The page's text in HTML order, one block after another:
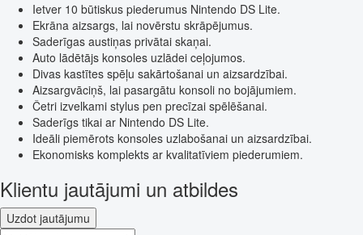
Ietver 10 būtiskus piederumus Nintendo DS Lite.
Ekrāna aizsargs, lai novērstu skrāpējumus.
Saderīgas austiņas privātai skaņai.
Auto lādētājs konsoles uzlādei ceļojumos.
Divas kastītes spēļu sakārtošanai un aizsardzībai.
Aizsargvāciņš, lai pasargātu konsoli no bojājumiem.
Četri izvelkami stylus pen precīzai spēlēšanai.
Saderīgs tikai ar Nintendo DS Lite.
Ideāli piemērots konsoles uzlabošanai un aizsardzībai.
Ekonomisks komplekts ar kvalitatīviem piederumiem.
Klientu jautājumi un atbildes
Uzdot jautājumu